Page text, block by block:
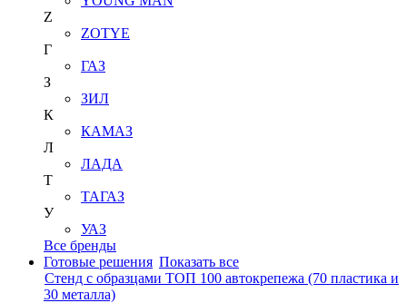
Z
ZOTYE
Г
ГАЗ
З
ЗИЛ
К
КАМАЗ
Л
ЛАДА
Т
ТАГАЗ
У
УАЗ
Все бренды
Готовые решения Показать все
Стенд с образцами ТОП 100 автокрепежа (70 пластика и
30 металла)